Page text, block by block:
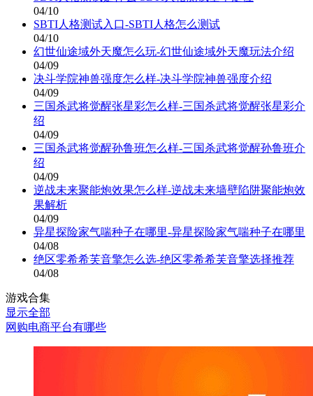
04/10
SBTI人格测试入口-SBTI人格怎么测试
04/10
幻世仙途域外天魔怎么玩-幻世仙途域外天魔玩法介绍
04/09
决斗学院神兽强度怎么样-决斗学院神兽强度介绍
04/09
三国杀武将觉醒张星彩怎么样-三国杀武将觉醒张星彩介
绍
04/09
三国杀武将觉醒孙鲁班怎么样-三国杀武将觉醒孙鲁班介
绍
04/09
逆战未来聚能炮效果怎么样-逆战未来墙壁陷阱聚能炮效
果解析
04/09
异星探险家气喘种子在哪里-异星探险家气喘种子在哪里
04/08
绝区零希希芙音擎怎么选-绝区零希希芙音擎选择推荐
04/08
游戏合集
显示全部
网购电商平台有哪些